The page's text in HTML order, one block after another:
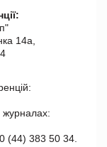
14а,
журналах:
(44) 383 50 34.